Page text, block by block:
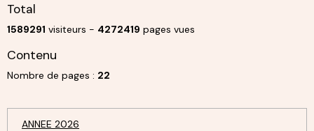
Total
1589291 visiteurs - 4272419 pages vues
Contenu
Nombre de pages : 22
ANNEE 2026